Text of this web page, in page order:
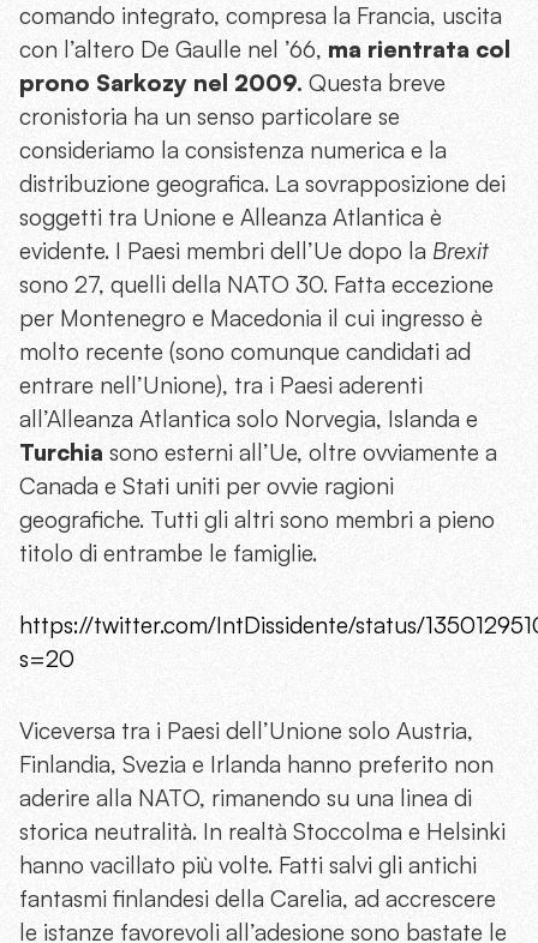
comando integrato, compresa la Francia, uscita
con l’altero De Gaulle nel ’66, ma rientrata col
prono Sarkozy nel 2009. Questa breve
cronistoria ha un senso particolare se
consideriamo la consistenza numerica e la
distribuzione geografica. La sovrapposizione dei
soggetti tra Unione e Alleanza Atlantica è
evidente. I Paesi membri dell’Ue dopo la Brexit
sono 27, quelli della NATO 30. Fatta eccezione
per Montenegro e Macedonia il cui ingresso è
molto recente (sono comunque candidati ad
entrare nell’Unione), tra i Paesi aderenti
all’Alleanza Atlantica solo Norvegia, Islanda e
Turchia sono esterni all’Ue, oltre ovviamente a
Canada e Stati uniti per ovvie ragioni
geografiche. Tutti gli altri sono membri a pieno
titolo di entrambe le famiglie.
https://twitter.com/IntDissidente/status/
s=20
Viceversa tra i Paesi dell’Unione solo Austria,
Finlandia, Svezia e Irlanda hanno preferito non
aderire alla NATO, rimanendo su una linea di
storica neutralità. In realtà Stoccolma e Helsinki
hanno vacillato più volte. Fatti salvi gli antichi
fantasmi finlandesi della Carelia, ad accrescere
le istanze favorevoli all’adesione sono bastate le